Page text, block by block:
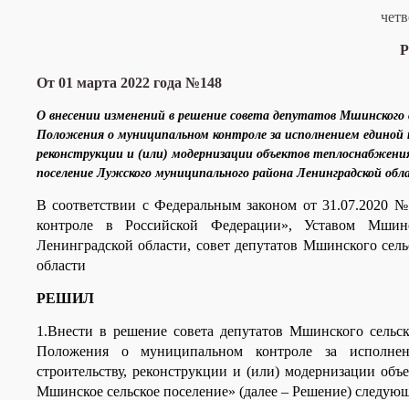
От 01 марта 2022 года №148
О внесении изменений в решение совета депутатов
Положения о муниципальном контроле за исполнением
реконструкции и (или) модернизации объектов
поселение Лужского муниципального района Ленинградской
В соответствии с Федеральным законом от 31.07.2020
контроле в Российской Федерации», Уставом
Ленинградской области, совет депутатов Мшинского
области
РЕШИЛ
1.Внести врешение совета депутатов Мшинского
Положения о муниципальном контроле за
строительству, реконструкции и (или) модернизации
Мшинское сельское поселение» (далее – Решение)